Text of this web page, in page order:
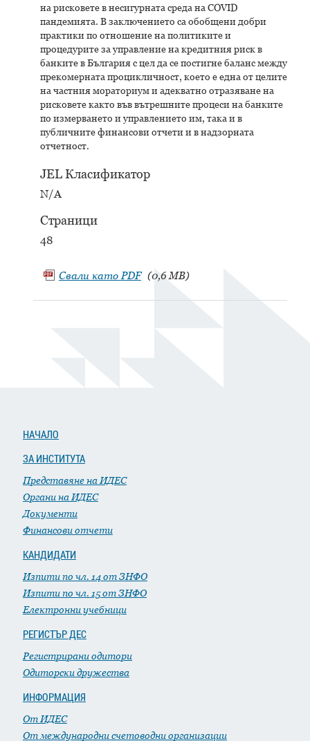
на рисковете в несигурната среда на COVID
пандемията. В заключението са обобщени добри
практики по отношение на политиките и
процедурите за управление на кредитния риск в
банките в България с цел да се постигне баланс между
прекомерната процикличност, което е една от целите
на частния мораториум и адекватно отразяване на
рисковете както във вътрешните процеси на банките
по измерването и управлението им, така и в
публичните финансови отчети и в надзорната
отчетност.
JEL Класификатор
N/A
Страници
48
Свали като PDF (0,6 MB)
НАЧАЛО
ЗА ИНСТИТУТА
Представяне на ИДЕС
Органи на ИДЕС
Документи
Финансови отчети
КАНДИДАТИ
Изпити по чл. 14 от ЗНФО
Изпити по чл. 15 от ЗНФО
Електронни учебници
РЕГИСТЪР ДЕС
Регистрирани одитори
Одиторски дружества
ИНФОРМАЦИЯ
От ИДЕС
От международни счетоводни организации